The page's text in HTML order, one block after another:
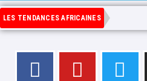
LES TENDANCES AFRICAINES